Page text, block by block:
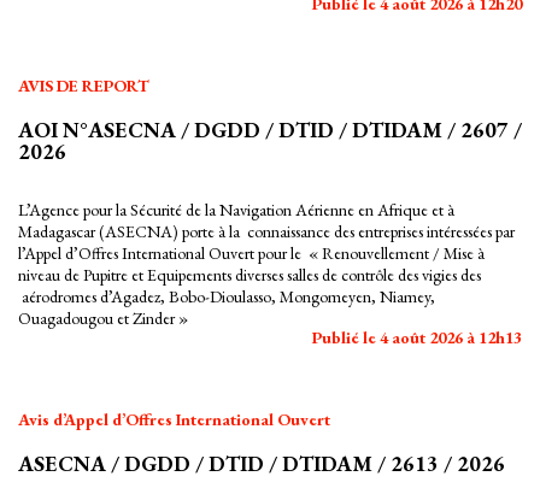
AVIS DE REPORT
AOI N°ASECNA / DGDD / DTID / DTIDAM / 2607 /
2026
L’Agence pour la Sécurité de la Navigation Aérienne en Afrique et à
Madagascar (ASECNA) porte à la connaissance des entreprises intéressées par
l’Appel d’Offres International Ouvert pour le « Renouvellement / Mise à
niveau de Pupitre et Equipements diverses salles de contrôle des vigies des
aérodromes d’Agadez, Bobo-Dioulasso, Mongomeyen, Niamey,
Ouagadougou et Zinder »
Publié le 4 août 2026 à 12h13
Avis d’Appel d’Offres International Ouvert
ASECNA / DGDD / DTID / DTIDAM / 2613 / 2026